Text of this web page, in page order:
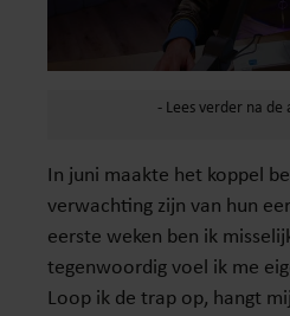
In juni maakte het koppel
verwachting zijn van hun
eerste weken ben ik
tegenwoordig voel ik me
Loop ik de trap op, hangt